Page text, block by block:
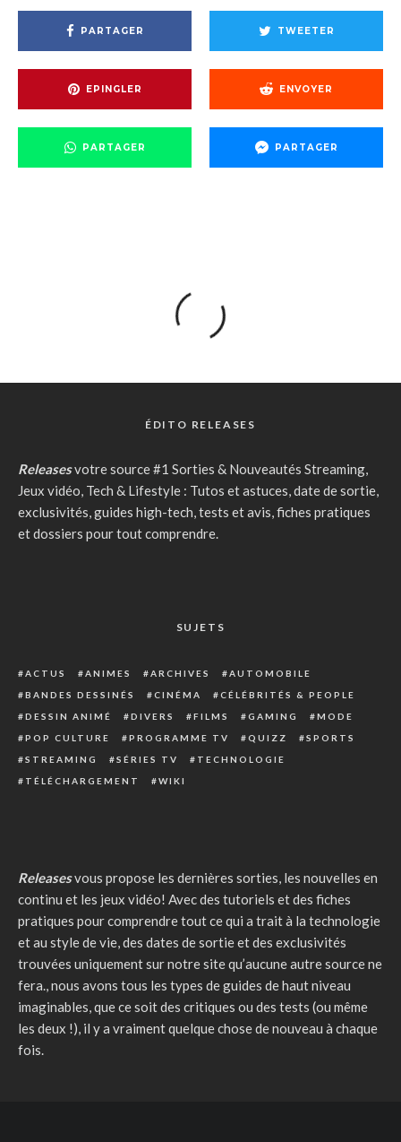
PARTAGER TWEETER
EPINGLER ENVOYER
PARTAGER PARTAGER
ÉDITO RELEASES
Releasesvotre source #1 Sorties & Nouveautés Streaming,
Jeux vidéo, Tech & Lifestyle : Tutos et astuces, date de sortie,
exclusivités, guides high-tech, tests et avis, fiches pratiques
et dossiers pour tout comprendre.
SUJETS
ACTUS ANIMES ARCHIVES
AUTOMOBILE
BANDES DESSINÉS
CINÉMA
CÉLÉBRITÉS & PEOPLE
DESSIN ANIMÉ
DIVERS FILMS GAMING
MODE
POP CULTURE
PROGRAMME TV QUIZZ
SPORTS
STREAMING
SÉRIES TV
TECHNOLOGIE
TÉLÉCHARGEMENT
WIKI
Releasesvous propose les dernières sorties, les nouvelles en
continu et les jeux vidéo! Avec des tutoriels et des fiches
pratiques pour comprendre tout ce qui a trait à la technologie
et au style de vie, des dates de sortie et des exclusivités
trouvées uniquement sur notre site qu’aucune autre source ne
fera., nous avons tous les types de guides de haut niveau
imaginables, que ce soit des critiques ou des tests (ou même
les deux !), il y a vraiment quelque chose de nouveau à chaque
fois.